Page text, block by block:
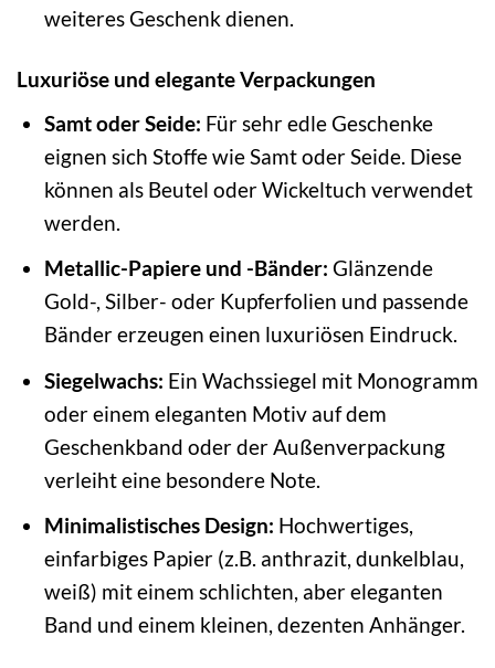
weiteres Geschenk dienen.
Luxuriöse und elegante Verpackungen
Samt oder Seide: Für sehr edle Geschenke
eignen sich Stoffe wie Samt oder Seide. Diese
können als Beutel oder Wickeltuch verwendet
werden.
Metallic-Papiere und -Bänder: Glänzende
Gold-, Silber- oder Kupferfolien und passende
Bänder erzeugen einen luxuriösen Eindruck.
Siegelwachs: Ein Wachssiegel mit Monogramm
oder einem eleganten Motiv auf dem
Geschenkband oder der Außenverpackung
verleiht eine besondere Note.
Minimalistisches Design: Hochwertiges,
einfarbiges Papier (z.B. anthrazit, dunkelblau,
weiß) mit einem schlichten, aber eleganten
Band und einem kleinen, dezenten Anhänger.